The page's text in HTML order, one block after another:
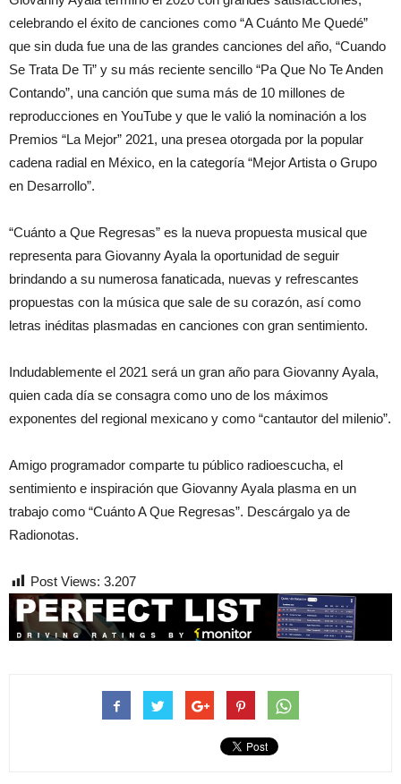
celebrando el éxito de canciones como “A Cuánto Me Quedé”
que sin duda fue una de las grandes canciones del año, “Cuando
Se Trata De Ti” y su más reciente sencillo “Pa Que No Te Anden
Contando”, una canción que suma más de 10 millones de
reproducciones en YouTube y que le valió la nominación a los
Premios “La Mejor” 2021, una presea otorgada por la popular
cadena radial en México, en la categoría “Mejor Artista o Grupo
en Desarrollo”.
“Cuánto a Que Regresas” es la nueva propuesta musical que
representa para Giovanny Ayala la oportunidad de seguir
brindando a su numerosa fanaticada, nuevas y refrescantes
propuestas con la música que sale de su corazón, así como
letras inéditas plasmadas en canciones con gran sentimiento.
Indudablemente el 2021 será un gran año para Giovanny Ayala,
quien cada día se consagra como uno de los máximos
exponentes del regional mexicano y como “cantautor del milenio”.
Amigo programador comparte tu público radioescucha, el
sentimiento e inspiración que Giovanny Ayala plasma en un
trabajo como “Cuánto A Que Regresas”. Descárgalo ya de
Radionotas.
Post Views: 3.207